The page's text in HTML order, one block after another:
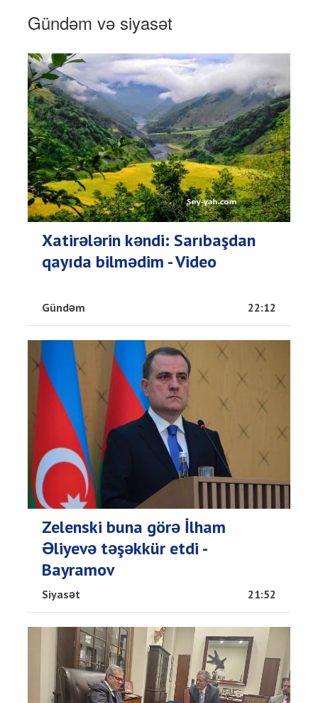
Gündəm və siyasət
Xatirələrin kəndi: Sarıbaşdan
qayıda bilmədim - Video
Gündəm 22:12
Zelenski buna görə İlham
Əliyevə təşəkkür etdi -
Bayramov
Siyasət 21:52